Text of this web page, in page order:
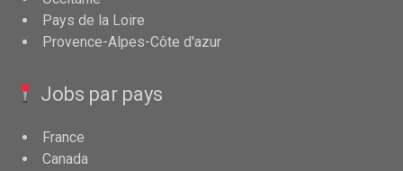
Pays de la Loire
Provence-Alpes-Côte d'azur
Jobs par pays
France
Canada